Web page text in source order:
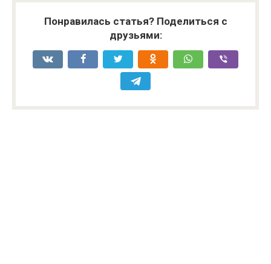
Понравилась статья? Поделиться с
друзьями: